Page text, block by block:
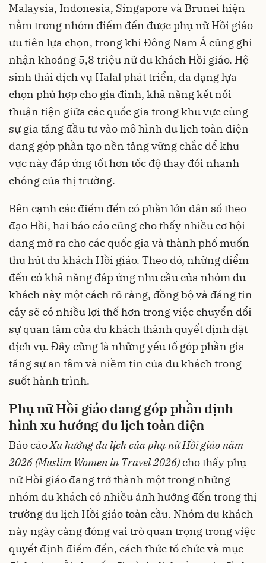
Malaysia, Indonesia, Singapore và Brunei hiện
nằm trong nhóm điểm đến được phụ nữ Hồi giáo
ưu tiên lựa chọn, trong khi Đông Nam Á cũng ghi
nhận khoảng 5,8 triệu nữ du khách Hồi giáo. Hệ
sinh thái dịch vụ Halal phát triển, đa dạng lựa
chọn phù hợp cho gia đình, khả năng kết nối
thuận tiện giữa các quốc gia trong khu vực cùng
sự gia tăng đầu tư vào mô hình du lịch toàn diện
đang góp phần tạo nền tảng vững chắc để khu
vực này đáp ứng tốt hơn tốc độ thay đổi nhanh
chóng của thị trường.
Bên cạnh các điểm đến có phần lớn dân số theo
đạo Hồi, hai báo cáo cũng cho thấy nhiều cơ hội
đang mở ra cho các quốc gia và thành phố muốn
thu hút du khách Hồi giáo. Theo đó, những điểm
đến có khả năng đáp ứng nhu cầu của nhóm du
khách này một cách rõ ràng, đồng bộ và đáng tin
cậy sẽ có nhiều lợi thế hơn trong việc chuyển đổi
sự quan tâm của du khách thành quyết định đặt
dịch vụ. Đây cũng là những yếu tố góp phần gia
tăng sự an tâm và niềm tin của du khách trong
suốt hành trình.
Phụ nữ Hồi giáo đang góp phần định
hình xu hướng du lịch toàn diện
Báo cáoXu hướng du lịch của phụ nữ Hồi giáo năm
2026 (Muslim Women in Travel 2026)cho thấy phụ
nữ Hồi giáo đang trở thành một trong những
nhóm du khách có nhiều ảnh hưởng đến trong thị
trường du lịch Hồi giáo toàn cầu. Nhóm du khách
này ngày càng đóng vai trò quan trọng trong việc
quyết định điểm đến, cách thức tổ chức và mục